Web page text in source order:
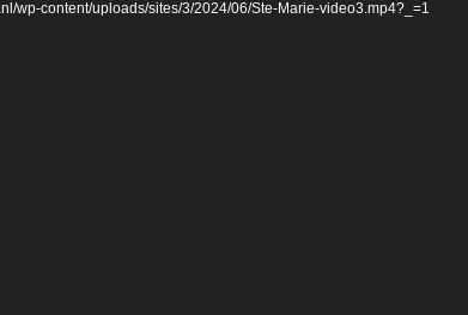
wp-content/uploads/sites/3/2024/06/Ste-Marie-video3.mp4?_=1